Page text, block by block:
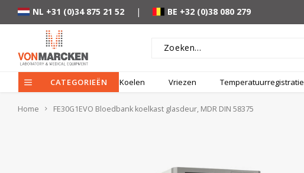
NL +31 (0)34 875 21 52 | BE +32 (0)38 080 279
CATEGORIEËN Koelen Vriezen Temperatuurregistratie
Home FE30G1EVO Bloedbank koelkast glasdeur, MDR DIN 58375